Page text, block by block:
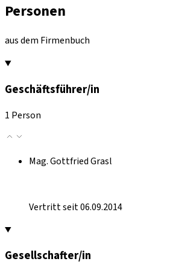
Personen
aus dem Firmenbuch
Geschäftsführer/in
1 Person
Mag. Gottfried Grasl
Vertritt seit 06.09.2014
Gesellschafter/in